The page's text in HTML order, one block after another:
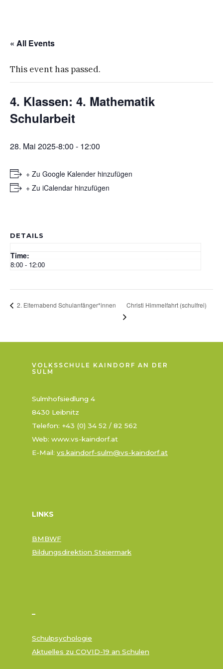
« All Events
This event has passed.
4. Klassen: 4. Mathematik
Schularbeit
28. Mai 2025-8:00 - 12:00
+ Zu Google Kalender hinzufügen
+ Zu iCalendar hinzufügen
DETAILS
Time:
8:00 - 12:00
2. Elternabend Schulanfänger*innen Christi Himmelfahrt (schulfrei)
VOLKSSCHULE KAINDORF AN DER
SULM
Sulmhofsiedlung 4
8430 Leibnitz
Telefon: +43 (0) 34 52 / 82 562
Web: www.vs-kaindorf.at
E-Mail: vs.kaindorf-sulm@vs-kaindorf.at
LINKS
BMBWF
Bildungsdirektion Steiermark
–
Schulpsychologie
Aktuelles zu COVID-19 an Schulen